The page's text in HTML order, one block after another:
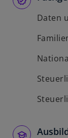
Daten